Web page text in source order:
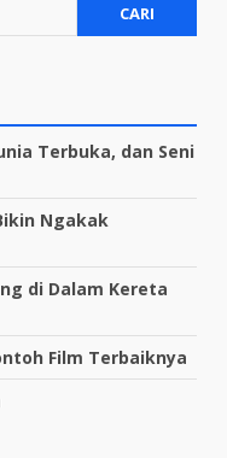
CARI
Terbuka, dan Seni
Ngakak
di Dalam Kereta
Film Terbaiknya